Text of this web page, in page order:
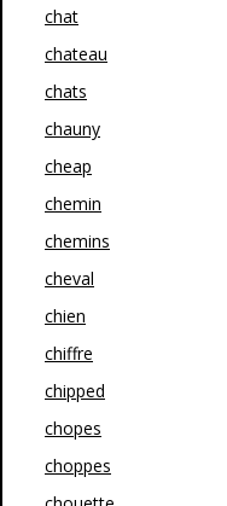
chat
chateau
chats
chauny
cheap
chemin
chemins
cheval
chien
chiffre
chipped
chopes
choppes